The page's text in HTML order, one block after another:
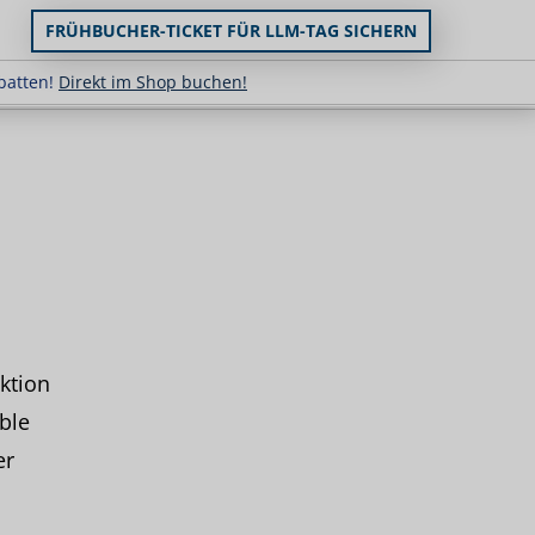
FRÜHBUCHER-TICKET FÜR LLM-TAG SICHERN
Direkt im Shop buchen!
Direkt im Shop buchen!